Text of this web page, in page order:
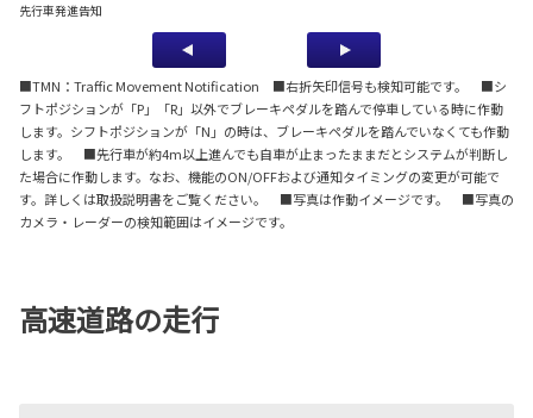
先行車発進告知
■TMN：Traffic Movement Notification ■右折矢印信号も検知可能です。 ■シ
フトポジションが「P」「R」以外でブレーキペダルを踏んで停車している時に作動
します。シフトポジションが「N」の時は、ブレーキペダルを踏んでいなくても作動
します。 ■先行車が約4m以上進んでも自車が止まったままだとシステムが判断し
た場合に作動します。なお、機能のON/OFFおよび通知タイミングの変更が可能で
す。詳しくは取扱説明書をご覧ください。 ■写真は作動イメージです。 ■写真の
カメラ・レーダーの検知範囲はイメージです。
高速道路の走行